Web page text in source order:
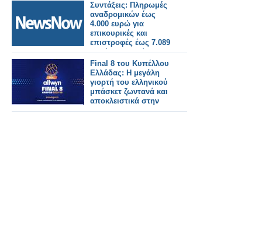
Συντάξεις: Πληρωμές
αναδρομικών έως
4.000 ευρώ για
επικουρικές και
επιστροφές έως 7.089
ευρώ για χηρείας - Οι
δικαιούχοι ανά
κατηγορία.
Final 8 του Κυπέλλου
Ελλάδας: Η μεγάλη
γιορτή του ελληνικού
μπάσκετ ζωντανά και
αποκλειστικά στην
ΕΡΤ